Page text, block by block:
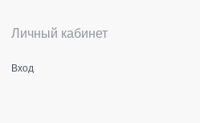
Личный кабинет
Вход